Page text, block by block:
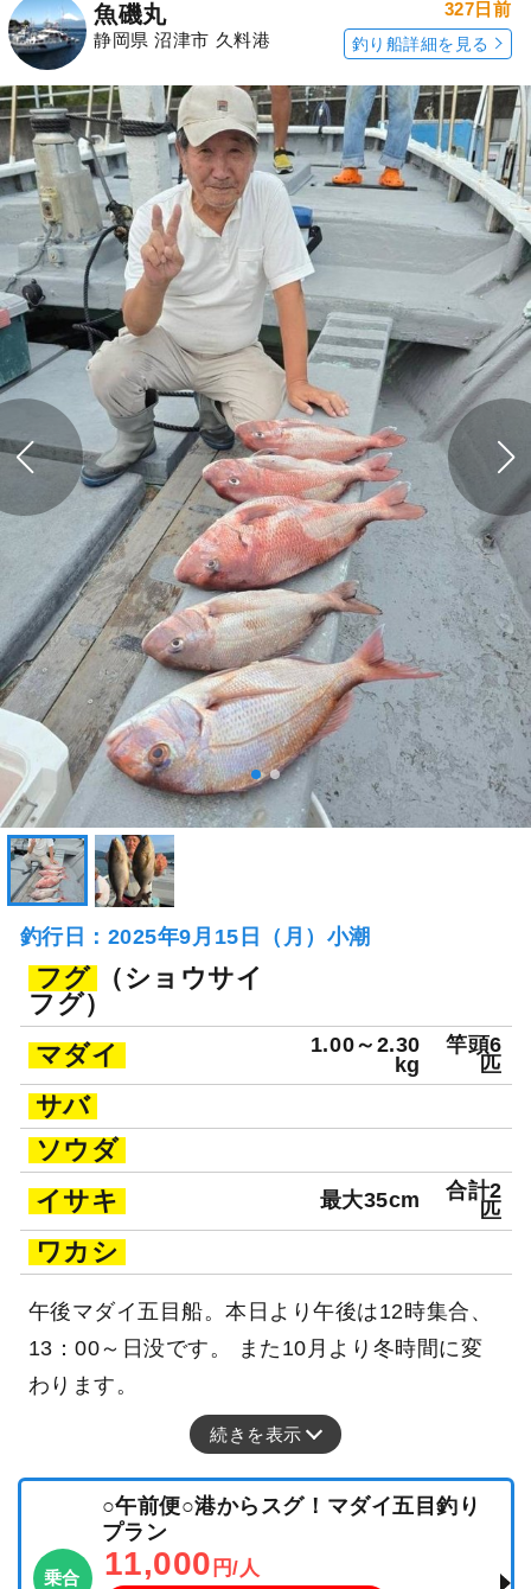
魚磯丸
静岡県 沼津市 久料港
327日前
釣り船詳細を見る
釣行日：2025年9月15日（月）小潮
フグ
（ショウサイ
フグ）
マダイ
1.00～2.30
kg
竿頭6
匹
サバ
ソウダ
イサキ
最大35cm
合計2
匹
ワカシ
午後マダイ五目船。本日より午後は12時集合、
13：00～日没です。 また10月より冬時間に変
わります。
続きを表示
乗合
○午前便○港からスグ！マダイ五目釣り
プラン
11,000 円/人